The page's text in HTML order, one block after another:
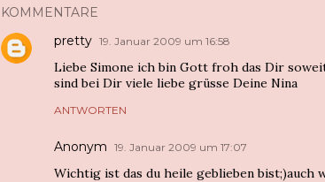
KOMMENTARE
pretty 19. Januar 2009 um 16:58
Liebe Simone ich bin Gott froh das Dir
sind bei Dir viele liebe grüsse Deine Nina
ANTWORTEN
Anonym 19. Januar 2009 um 17:07
Wichtig ist das du heile geblieben bist;)auch